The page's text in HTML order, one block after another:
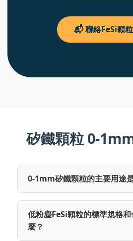
📬 聯絡FeSi顆
矽鐵顆粒 0-
0-1mm矽鐵顆粒的主要用途
低粉塵FeSi顆粒的標準規格
麼？